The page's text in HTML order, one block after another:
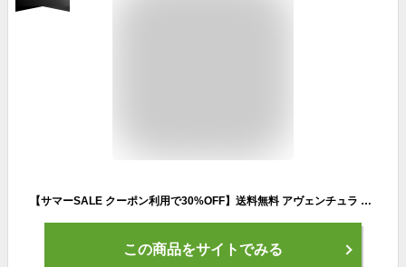
【サマーSALE クーポン利用で30%OFF】送料無料 アヴェンチュラ リュック リュックサック フラップリュック 撥水 ナイロン 大容量 a4 20L 黒 背面 ポケットたくさん スポーツ 大人 レディース メンズ 女子 男子 男女兼用 通勤 通学 旅行 高校生 新生活 新学期 かわいい
この商品をサイトでみる